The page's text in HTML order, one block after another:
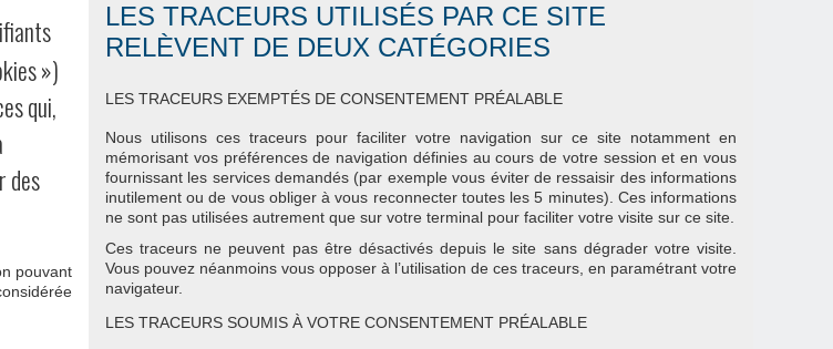
»)
qui,
des
pouvant
LES TRACEURS UTILISÉS PAR CE SITE
RELÈVENT DE DEUX CATÉGORIES
LES TRACEURS EXEMPTÉS DE CONSENTEMENT PRÉALABLE
Nous utilisons ces traceurs pour faciliter votre navigation sur ce site notamment en
mémorisant vos préférences de navigation définies au cours de votre session et en vous
fournissant les services demandés (par exemple vous éviter de ressaisir des informations
inutilement ou de vous obliger à vous reconnecter toutes les 5 minutes). Ces informations
ne sont pas utilisées autrement que sur votre terminal pour faciliter votre visite sur ce site.
Ces traceurs ne peuvent pas être désactivés depuis le site sans dégrader votre visite.
Vous pouvez néanmoins vous opposer à l’utilisation de ces traceurs, en paramétrant votre
navigateur.
LES TRACEURS SOUMIS À VOTRE CONSENTEMENT PRÉALABLE